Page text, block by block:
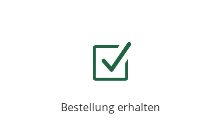
Z
Bestellung erhalten